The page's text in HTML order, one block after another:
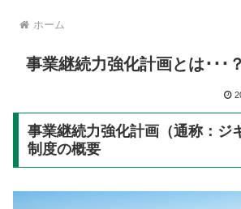
ホーム
事業継続力強化計画とは･･･？
事業継続力強化計画（通称：ジ
制度の概要